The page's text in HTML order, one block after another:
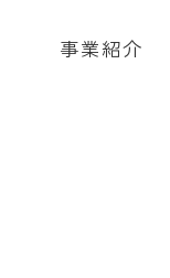
事業紹介